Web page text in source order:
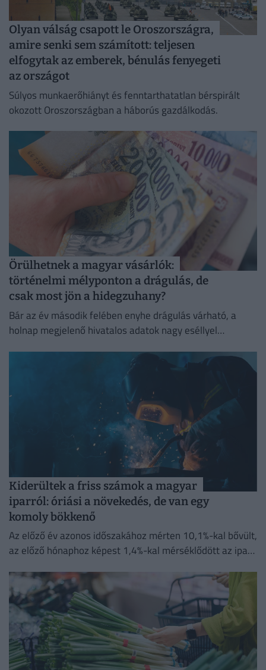
Olyan válság csapott le Oroszországra,
amire senki sem számított: teljesen
elfogytak az emberek, bénulás fenyegeti
az országot
Súlyos munkaerőhiányt és fenntarthatatlan bérspirált
okozott Oroszországban a háborús gazdálkodás.
Örülhetnek a magyar vásárlók:
történelmi mélyponton a drágulás, de
csak most jön a hidegzuhany?
Bár az év második felében enyhe drágulás várható, a
holnap megjelenő hivatalos adatok nagy eséllyel
Kiderültek a friss számok a magyar
iparról: óriási a növekedés, de van egy
komoly bökkenő
Az előző év azonos időszakához mérten 10,1%-kal bővült,
az előző hónaphoz képest 1,4%-kal mérséklődött az ipari